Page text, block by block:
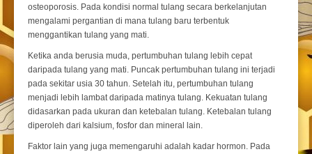
osteoporosis. Pada kondisi normal tulang secara berkelanjutan
mengalami pergantian di mana tulang baru terbentuk
menggantikan tulang yang mati.
Ketika anda berusia muda, pertumbuhan tulang lebih cepat
daripada tulang yang mati. Puncak pertumbuhan tulang ini terjadi
pada sekitar usia 30 tahun. Setelah itu, pertumbuhan tulang
menjadi lebih lambat daripada matinya tulang. Kekuatan tulang
didasarkan pada ukuran dan ketebalan tulang. Ketebalan tulang
diperoleh dari kalsium, fosfor dan mineral lain.
Faktor lain yang juga memengaruhi adalah kadar hormon. Pada